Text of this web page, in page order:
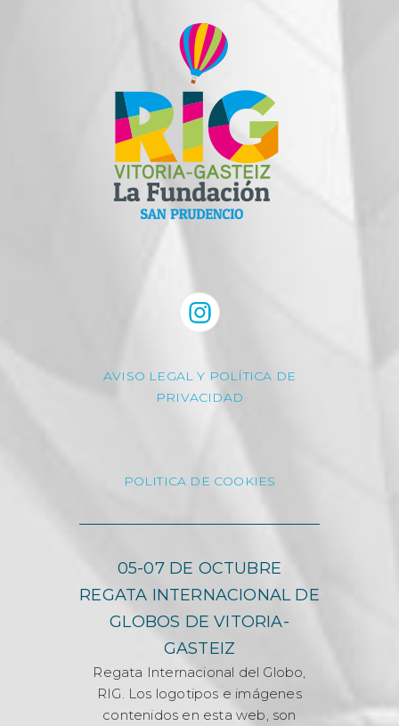
AVISO LEGAL Y POLÍTICA DE
PRIVACIDAD
POLITICA DE COOKIES
05-07 DE OCTUBRE
REGATA INTERNACIONAL DE
GLOBOS DE VITORIA-
GASTEIZ
Regata Internacional del Globo,
RIG. Los logotipos e imágenes
contenidos en esta web, son